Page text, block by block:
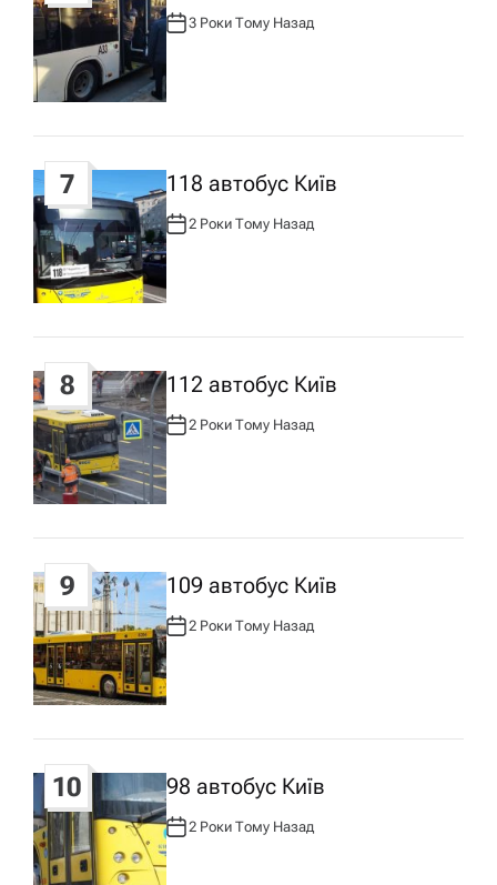
А
Р
:
3 Роки Тому Назад
7 118 автобус Київ
А
В
Т
Р
:
2 Роки Тому Назад
8 112 автобус Київ
А
В
О
Р
:
2 Роки Тому Назад
9 109 автобус Київ
А
В
Т
О
Р
:
2 Роки Тому Назад
10 98 автобус Київ
А
В
Т
О
2 Роки Тому Назад